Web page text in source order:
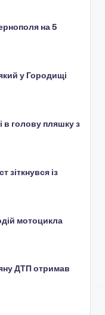
на 5
у Городищі
в голову пляшку з
зіткнувся із
мотоцикла
ДТП отримав